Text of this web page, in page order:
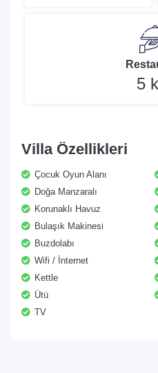
5
Villa Özellikleri
Çocuk Oyun Alanı
Doğa Manzaralı
Korunaklı Havuz
Bulaşık Makinesi
Buzdolabı
Wifi / İnternet
Kettle
Ütü
TV